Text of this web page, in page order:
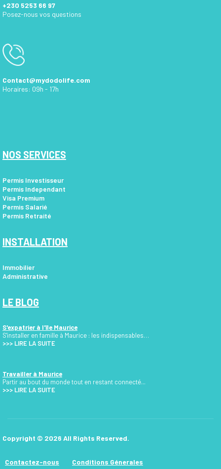
+230 5253 66 97
Posez-nous vos questions
Contact@mydodolife.com
Horaires: 09h - 17h
NOS SERVICES
Permis Investisseur
Permis Independant
Visa Premium
Permis Salarié
Permis Retraité
INSTALLATION
Immobilier
Administrative
LE BLOG
S'expatrier à l'île Maurice
S'installer en famille à Maurice : les indispensables…
>>> LIRE LA SUITE
Travailler à Maurice
Partir au bout du monde tout en restant connecté...
>>> LIRE LA SUITE
Copyright © 2026 All Rights Reserved.
Contactez-nous
Conditions Génerales